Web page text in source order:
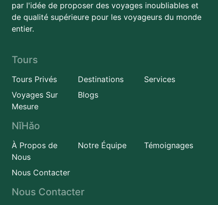
par l'idée de proposer des voyages inoubliables et
de qualité supérieure pour les voyageurs du monde
entier.
Tours
Tours Privés Destinations
Services
Voyages Sur
Mesure
Blogs
NǐHǎo
À Propos de
Nous
Notre Équipe Témoignages
Nous Contacter
Nous Contacter